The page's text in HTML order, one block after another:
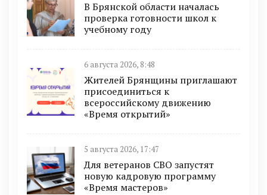
В Брянской области началась
проверка готовности школ к
учебному году
6 августа 2026, 8:48
Жителей Брянщины приглашают
присоединиться к
всероссийскому движению
«Время открытий»
5 августа 2026, 17:47
Для ветеранов СВО запустят
новую кадровую программу
«Время мастеров»